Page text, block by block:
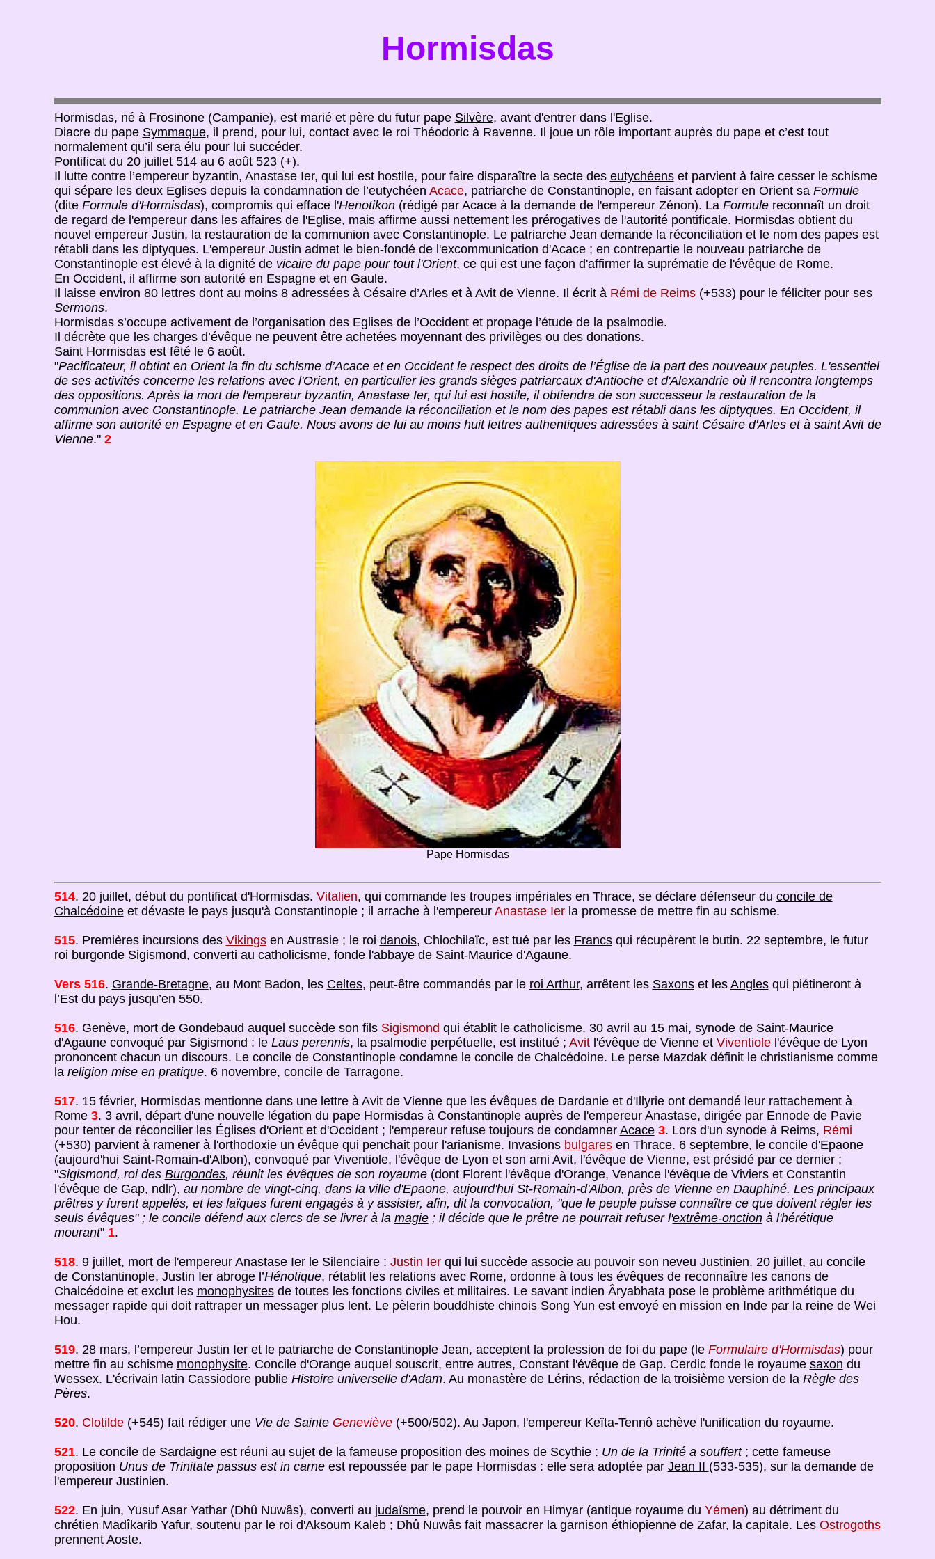
Hormisdas
Hormisdas, né à Frosinone (Campanie), est marié et père du futur pape Silvère, avant d'entrer dans l'Eglise.
Diacre du pape Symmaque, il prend, pour lui, contact avec le roi Théodoric à Ravenne. Il joue un rôle important auprès du pape et c’est tout
normalement qu’il sera élu pour lui succéder.
Pontificat du 20 juillet 514 au 6 août 523 (+).
Il lutte contre l’empereur byzantin, Anastase Ier, qui lui est hostile, pour faire disparaître la secte des eutychéenset parvient à faire cesser le schisme
qui sépare les deux Eglises depuis la condamnation de l’eutychéen Acace, patriarche de Constantinople, en faisant adopter en Orient sa Formule
(dite Formule d'Hormisdas), compromis qui efface l'Henotikon(rédigé par Acace à la demande de l'empereur Zénon). La Formulereconnaît un droit
de regard de l'empereur dans les affaires de l'Eglise, mais affirme aussi nettement les prérogatives de l'autorité pontificale. Hormisdas obtient du
nouvel empereur Justin, la restauration de la communion avec Constantinople. Le patriarche Jean demande la réconciliation et le nom des papes est
rétabli dans les diptyques. L'empereur Justin admet le bien-fondé de l'excommunication d'Acace ; en contrepartie le nouveau patriarche de
Constantinople est élevé à la dignité de vicaire du pape pour tout l'Orient, ce qui est une façon d'affirmer la suprématie de l'évêque de Rome.
En Occident, il affirme son autorité en Espagne et en Gaule.
Il laisse environ 80 lettres dont au moins 8 adressées à Césaire d’Arles et à Avit de Vienne. Il écrit à Rémi de Reims (+533) pour le féliciter pour ses
Sermons.
Hormisdas s’occupe activement de l’organisation des Eglises de l’Occident et propage l’étude de la psalmodie.
Il décrète que les charges d’évêque ne peuvent être achetées moyennant des privilèges ou des donations.
Saint Hormisdas est fêté le 6 août.
"Pacificateur, il obtint en Orient la fin du schisme d’Acace et en Occident le respect des droits de l’Église de la part des nouveaux peuples. L'essentiel
de ses activités concerne les relations avec l'Orient, en particulier les grands sièges patriarcaux d'Antioche et d'Alexandrie où il rencontra longtemps
des oppositions. Après la mort de l'empereur byzantin, Anastase Ier, qui lui est hostile, il obtiendra de son successeur la restauration de la
communion avec Constantinople. Le patriarche Jean demande la réconciliation et le nom des papes est rétabli dans les diptyques. En Occident, il
affirme son autorité en Espagne et en Gaule. Nous avons de lui au moins huit lettres authentiques adressées à saint Césaire d'Arles et à saint Avit de
Vienne."2
Pape Hormisdas
514. 20 juillet, début du pontificat d'Hormisdas. Vitalien, qui commande les troupes impériales en Thrace, se déclare défenseur du concile de
Chalcédoineet dévaste le pays jusqu'à Constantinople ; il arrache à l'empereur Anastase Ierla promesse de mettre fin au schisme.
515. Premières incursions des Vikingsen Austrasie ; le roi danois, Chlochilaïc, est tué par les Francsqui récupèrent le butin. 22 septembre, le futur
roi burgondeSigismond, converti au catholicisme, fonde l'abbaye de Saint-Maurice d'Agaune.
Vers 516. Grande-Bretagne, au Mont Badon, les Celtes, peut-être commandés par le roi Arthur, arrêtent les Saxonset les Anglesqui piétineront à
l’Est du pays jusqu’en 550.
516. Genève, mort de Gondebaud auquel succède son fils Sigismond qui établit le catholicisme. 30 avril au 15 mai, synode de Saint-Maurice
d'Agaune convoqué par Sigismond : le Laus perennis, la psalmodie perpétuelle, est institué ; Avitl'évêque de Vienne et Viventiolel'évêque de Lyon
prononcent chacun un discours. Le concile de Constantinople condamne le concile de Chalcédoine. Le perse Mazdak définit le christianisme comme
la religion mise en pratique. 6 novembre, concile de Tarragone.
517. 15 février, Hormisdas mentionne dans une lettre à Avit de Vienne que les évêques de Dardanie et d'Illyrie ont demandé leur rattachement à
Rome3. 3 avril, départ d'une nouvelle légation du pape Hormisdas à Constantinople auprès de l'empereur Anastase, dirigée par Ennode de Pavie
pour tenter de réconcilier les Églises d'Orient et d'Occident ; l'empereur refuse toujours de condamner Acace3. Lors d'un synode à Reims, Rémi
(+530) parvient à ramener à l'orthodoxie un évêque qui penchait pour l'arianisme. Invasions bulgaresen Thrace. 6 septembre, le concile d'Epaone
(aujourd'hui Saint-Romain-d'Albon), convoqué par Viventiole, l'évêque de Lyon et son ami Avit, l'évêque de Vienne, est présidé par ce dernier ;
"Sigismond, roi des Burgondes, réunit les évêques de son royaume(dont Florent l'évêque d'Orange, Venance l'évêque de Viviers et Constantin
l'évêque de Gap, ndlr), au nombre de vingt-cinq, dans la ville d'Epaone, aujourd'hui St-Romain-d'Albon, près de Vienne en Dauphiné. Les principaux
prêtres y furent appelés, et les laïques furent engagés à y assister, afin, dit la convocation, "que le peuple puisse connaître ce que doivent régler les
seuls évêques" ; le concile défend aux clercs de se livrer à la magie; il décide que le prêtre ne pourrait refuser l'extrême-onctionà l'hérétique
mourant" 1.
518. 9 juillet, mort de l'empereur Anastase Ier le Silenciaire : Justin Ierqui lui succède associe au pouvoir son neveu Justinien. 20 juillet, au concile
de Constantinople, Justin Ier abroge l’Hénotique, rétablit les relations avec Rome, ordonne à tous les évêques de reconnaître les canons de
Chalcédoine et exclut les monophysitesde toutes les fonctions civiles et militaires. Le savant indien Âryabhata pose le problème arithmétique du
messager rapide qui doit rattraper un messager plus lent. Le pèlerin bouddhistechinois Song Yun est envoyé en mission en Inde par la reine de Wei
Hou.
519. 28 mars, l’empereur Justin Ier et le patriarche de Constantinople Jean, acceptent la profession de foi du pape (le Formulaire d'Hormisdas) pour
mettre fin au schisme monophysite. Concile d'Orange auquel souscrit, entre autres, Constant l'évêque de Gap. Cerdic fonde le royaume saxon du
Wessex. L'écrivain latin Cassiodore publie Histoire universelle d'Adam. Au monastère de Lérins, rédaction de la troisième version de la Règle des
Pères.
520. Clotilde(+545) fait rédiger une Vie de Sainte Geneviève(+500/502). Au Japon, l'empereur Keïta-Tennô achève l'unification du royaume.
521. Le concile de Sardaigne est réuni au sujet de la fameuse proposition des moines de Scythie : Un de la Trinité a souffert; cette fameuse
proposition Unus de Trinitate passus est in carneest repoussée par le pape Hormisdas : elle sera adoptée par Jean II (533-535), sur la demande de
l'empereur Justinien.
522. En juin, Yusuf Asar Yathar (Dhû Nuwâs), converti au judaïsme, prend le pouvoir en Himyar (antique royaume du Yémen) au détriment du
chrétien Madîkarib Yafur, soutenu par le roi d'Aksoum Kaleb ; Dhû Nuwâs fait massacrer la garnison éthiopienne de Zafar, la capitale. Les Ostrogoths
prennent Aoste.